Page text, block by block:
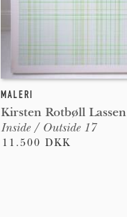
MALERI
Kirsten Rotbøll Lassen
Inside / Outside 17
11.500 DKK